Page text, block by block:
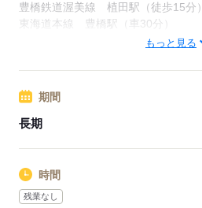
豊橋鉄道渥美線 植田駅（徒歩15分）
東海道本線 豊橋駅（車30分）
豊橋鉄道渥美線 高師駅（車15分）
もっと見る
期間
長期
時間
残業なし